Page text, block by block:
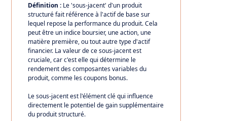
Définition : Le 'sous-jacent' d'un produit
structuré fait référence à l'actif de base sur
lequel repose la performance du produit. Cela
peut être un indice boursier, une action, une
matière première, ou tout autre type d'actif
financier. La valeur de ce sous-jacent est
cruciale, car c'est elle qui détermine le
rendement des composantes variables du
produit, comme les coupons bonus.
Le sous-jacent est l'élément clé qui influence
directement le potentiel de gain supplémentaire
du produit structuré.